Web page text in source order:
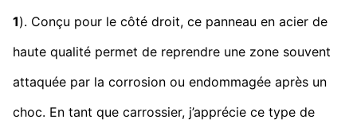
1). Conçu pour le côté droit, ce panneau en acier de
haute qualité permet de reprendre une zone souvent
attaquée par la corrosion ou endommagée après un
choc. En tant que carrossier, j’apprécie ce type de